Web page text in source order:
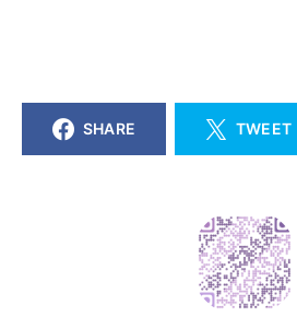
SHARE TWEET